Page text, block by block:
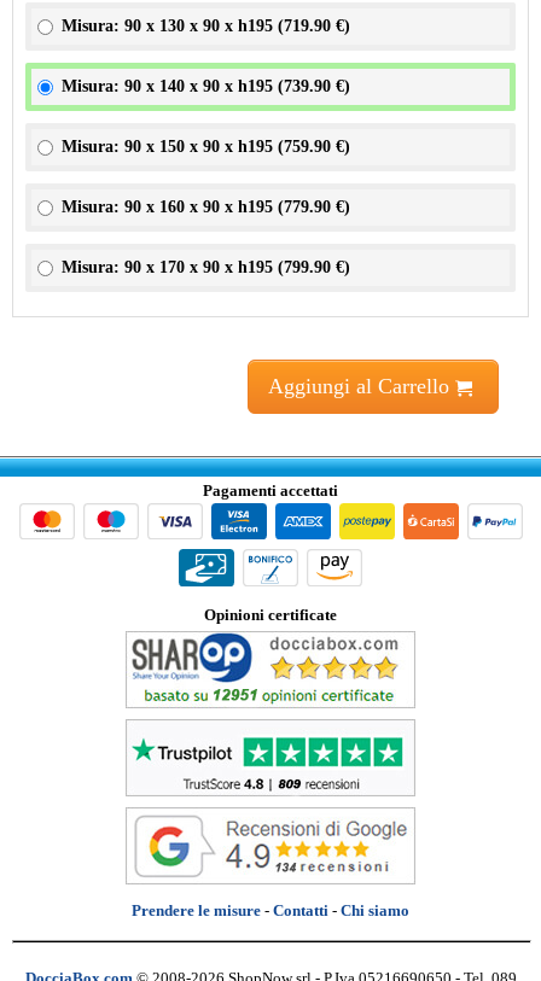
Misura: 90 x 130 x 90 x h195 (719.90 €)
Misura: 90 x 140 x 90 x h195 (739.90 €)
Misura: 90 x 150 x 90 x h195 (759.90 €)
Misura: 90 x 160 x 90 x h195 (779.90 €)
Misura: 90 x 170 x 90 x h195 (799.90 €)
Aggiungi al Carrello
Pagamenti accettati
Opinioni certificate
Prendere le misure - Contatti - Chi siamo